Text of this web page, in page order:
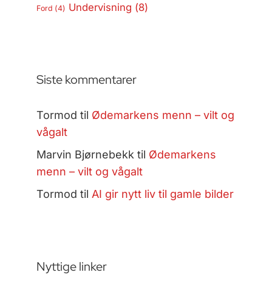
Ford (4) Undervisning (8)
Siste kommentarer
Tormod til Ødemarkens menn – vilt og
vågalt
Marvin Bjørnebekktil Ødemarkens
menn – vilt og vågalt
Tormod til AI gir nytt liv til gamle bilder
Nyttige linker